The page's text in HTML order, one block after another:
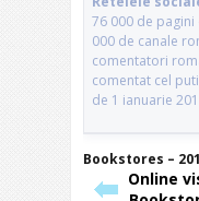
Bookstores –